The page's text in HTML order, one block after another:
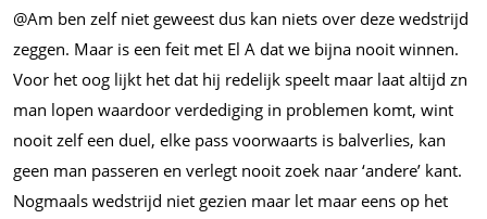
@Am ben zelf niet geweest dus kan niets over deze wedstrijd
zeggen. Maar is een feit met El A dat we bijna nooit winnen.
Voor het oog lijkt het dat hij redelijk speelt maar laat altijd zn
man lopen waardoor verdediging in problemen komt, wint
nooit zelf een duel, elke pass voorwaarts is balverlies, kan
geen man passeren en verlegt nooit zoek naar ‘andere’ kant.
Nogmaals wedstrijd niet gezien maar let maar eens op het